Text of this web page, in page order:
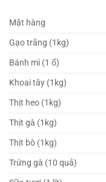
Mặt hàng
Gạo trắng (1kg)
Bánh mì (1 ổ)
Khoai tây (1kg)
Thịt heo (1kg)
Thịt gà (1kg)
Thịt bò (1kg)
Trứng gà (10 quả)